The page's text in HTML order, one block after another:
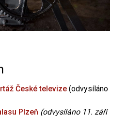
České televize (odvysíláno
Plzeň (odvysíláno 11. září